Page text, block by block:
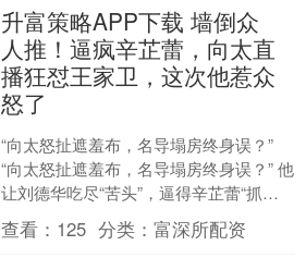
升富策略APP下载 墙倒众
人推！逼疯辛芷蕾，向太直
播狂怼王家卫，这次他惹众
怒了
“向太怒扯遮羞布，名导塌房终身误？”
“向太怒扯遮羞布，名导塌房终身误？” 他
让刘德华吃尽“苦头”，逼得辛芷蕾“抓
狂”，“囚禁”宋慧乔。 当“电影鼻祖”变成人
人....
查看： 125 分类：富深所配资